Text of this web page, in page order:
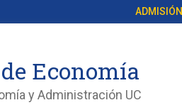
ADMISIÓN
Economía
y Administración UC